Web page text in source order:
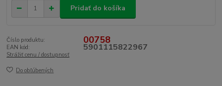
Pridať do košíka
Číslo produktu: 00758
EAN kód: 5901115822967
Strážiť cenu / dostupnosť
Do obľúbených